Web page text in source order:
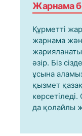
Жарнама
Құрметті
жарнама
әзір. Біз
ұсына
қызмет
да қолайлы